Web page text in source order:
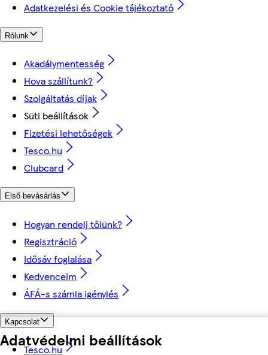
Adatvédelmi beállítások
Adatkezelési és Cookie tájékoztató
Rólunk
Akadálymentesség
Hova szállítunk?
Szolgáltatás díjak
Süti beállítások
Fizetési lehetőségek
Tesco.hu
Clubcard
Első bevásárlás
Hogyan rendelj tőlünk?
Regisztráció
Idősáv foglalása
Kedvenceim
ÁFÁ-s számla igénylés
Kapcsolat
Tesco.hu